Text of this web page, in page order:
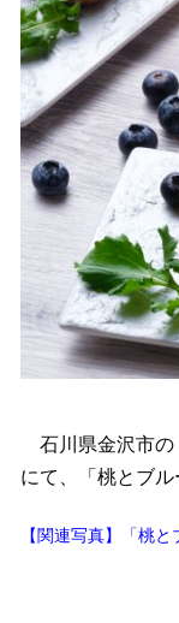
石川県金沢市の
にて、「桃とブ
【関連写真】「桃